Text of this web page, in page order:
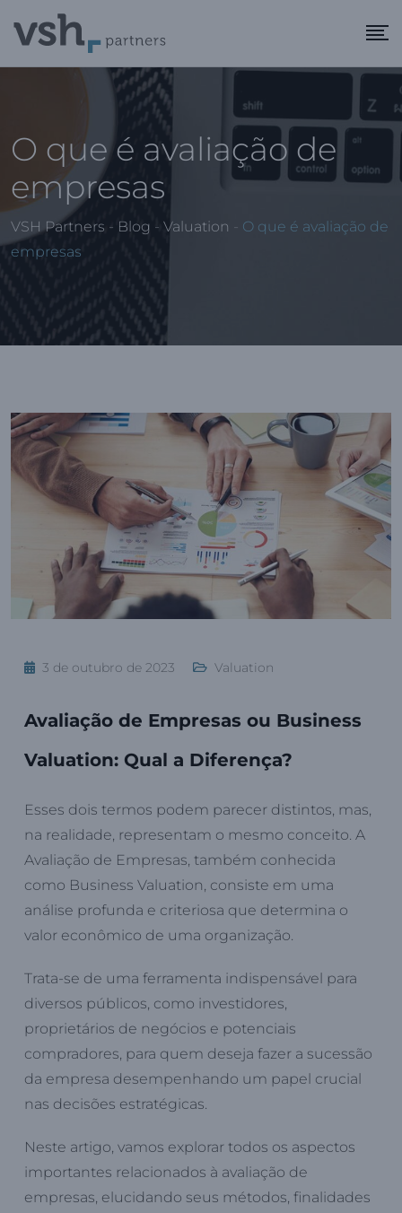
O que é avaliação de
empresas
VSH Partners - Blog - Valuation - O que é avaliação de
empresas
3 de outubro de 2023 Valuation
Avaliação de Empresas ou Business
Valuation: Qual a Diferença?
Esses dois termos podem parecer distintos, mas,
na realidade, representam o mesmo conceito. A
Avaliação de Empresas, também conhecida
como Business Valuation, consiste em uma
análise profunda e criteriosa que determina o
valor econômico de uma organização.
Trata-se de uma ferramenta indispensável para
diversos públicos, como investidores,
proprietários de negócios e potenciais
compradores, para quem deseja fazer a sucessão
da empresa desempenhando um papel crucial
nas decisões estratégicas.
Neste artigo, vamos explorar todos os aspectos
importantes relacionados à avaliação de
empresas, elucidando seus métodos, finalidades